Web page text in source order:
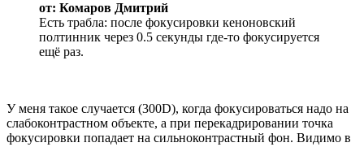
от: Комаров Дмитрий
Есть трабла: после фокусировки кеноновский
полтинник через 0.5 секунды где-то фокусируется
ещё раз.
У меня такое случается (300D), когда фокусироваться надо на
слабоконтрастном объекте, а при перекадрировании точка
фокусировки попадает на сильноконтрастный фон. Видимо в